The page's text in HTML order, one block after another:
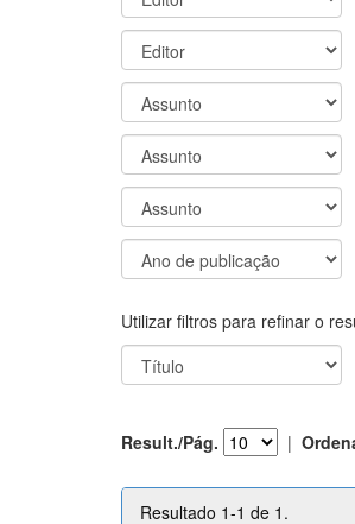
Utilizar filtros para refinar o
Result./Pág. |
Resultado 1-1 de 1.